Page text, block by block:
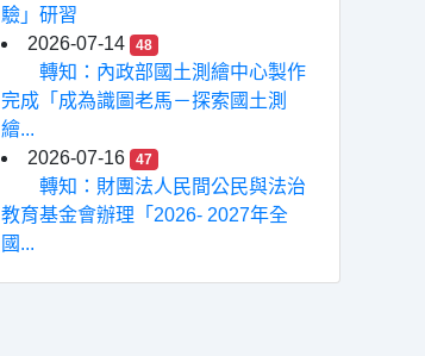
驗」研習
2026-07-14
48
轉知：內政部國土測繪中心製作
完成「成為識圖老馬－探索國土測
繪...
2026-07-16
47
轉知：財團法人民間公民與法治
教育基金會辦理「2026- 2027年全
國...